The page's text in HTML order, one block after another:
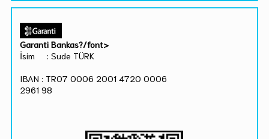
Garanti Bankas?/font>
İsim : Sude TÜRK
IBAN : TR07 0006 2001 4720 0006
2961 98